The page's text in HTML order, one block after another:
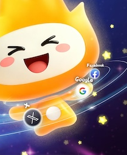
反对 [0]
支持[0] 反对[0]